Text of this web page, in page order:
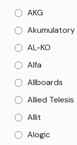
AKG
Akumulatory
AL-KO
Alfa
Allboards
Allied Telesis
Allit
Alogic